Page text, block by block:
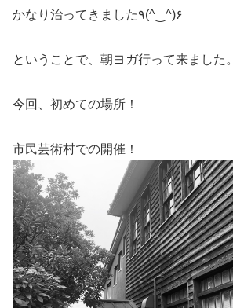
かなり治ってきました٩(^‿^)۶
ということで、朝ヨガ行って来ました。
今回、初めての場所！
市民芸術村での開催！